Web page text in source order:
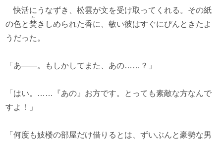
快活にうなずき、松雲が文を受け取ってくれる。その紙
の色と焚
た
きしめられた香に、敏い彼はすぐにぴんときたよ
うだった。
「あ――。もしかしてまた、あの……？」
「はい。……『あの』お方です。とっても素敵な方なんで
すよ！」
「何度も妓楼の部屋だけ借りるとは、ずいぶんと豪勢な男